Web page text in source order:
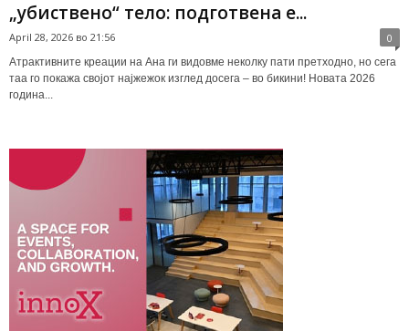
„убиствено“ тело: подготвена е...
April 28, 2026 во 21:56 0
Атрактивните креации на Ана ги видовме неколку пати претходно, но сега
таа го покажа својот најжежок изглед досега – во бикини! Новата 2026
година...